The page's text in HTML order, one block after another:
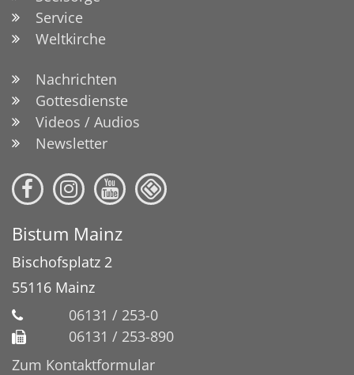
Service
Weltkirche
Nachrichten
Gottesdienste
Videos / Audios
Newsletter
Bistum Mainz
Bischofsplatz 2
55116 Mainz
06131 / 253-0
06131 / 253-890
Zum Kontaktformular